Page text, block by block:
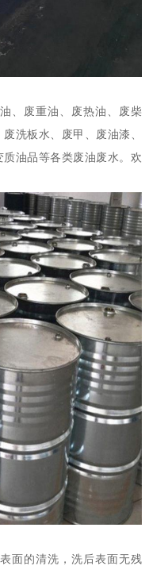
、废重油、废热油、废柴
洗板水、废甲、废油漆、
油品等各类废油废水。欢
面的清洗，洗后表面无残